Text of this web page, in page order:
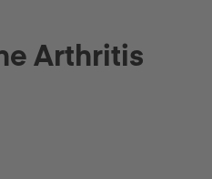
Arthritis